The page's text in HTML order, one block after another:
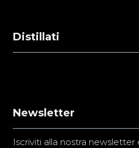
Distillati
Newsletter
Iscriviti alla nostra